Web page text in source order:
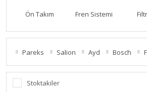
Ön Takım Fren Sistemi
Pareks Salion Ayd Bosch
Stoktakiler